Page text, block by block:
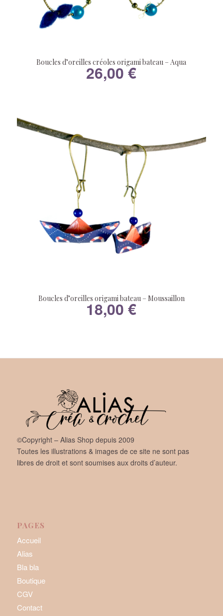
Boucles d’oreilles créoles origami bateau – Aqua
26,00€
Boucles d’oreilles origami bateau – Moussaillon
18,00€
©Copyright – Alias Shop depuis 2009
Toutes les illustrations & images de ce site ne sont pas
libres de droit et sont soumises aux droits d’auteur.
PAGES
Accueil
Alias
Bla bla
Boutique
CGV
Contact